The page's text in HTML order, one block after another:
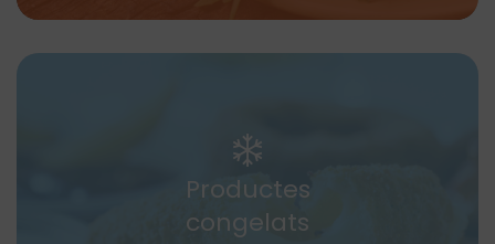
Productes
congelats